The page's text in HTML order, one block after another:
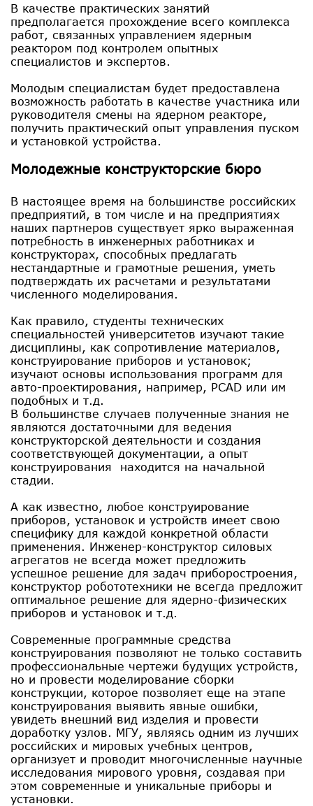
В качестве практических занятий
предполагается прохождение всего комплекса
работ, связанных управлением ядерным
реактором под контролем опытных
специалистов и экспертов.
Молодым специалистам будет предоставлена
возможность работать в качестве участника или
руководителя смены на ядерном реакторе,
получить практический опыт управления пуском
и установкой устройства.
Молодежные конструкторские бюро
В настоящее время на большинстве российских
предприятий, в том числе и на предприятиях
наших партнеров существует ярко выраженная
потребность в инженерных работниках и
конструкторах, способных предлагать
нестандартные и грамотные решения, уметь
подтверждать их расчетами и результатами
численного моделирования.
Как правило, студенты технических
специальностей университетов изучают такие
дисциплины, как сопротивление материалов,
конструирование приборов и установок;
изучают основы использования программ для
авто-проектирования, например, PCAD или им
подобных и т.д.
В большинстве случаев полученные знания не
являются достаточными для ведения
конструкторской деятельности и создания
соответствующей документации, а опыт
конструирования находится на начальной
стадии.
А как известно, любое конструирование
приборов, установок и устройств имеет свою
специфику для каждой конкретной области
применения. Инженер-конструктор силовых
агрегатов не всегда может предложить
успешное решение для задач приборостроения,
конструктор робототехники не всегда предложит
оптимальное решение для ядерно-физических
приборов и установок и т.д.
Современные программные средства
конструирования позволяют не только составить
профессиональные чертежи будущих устройств,
но и провести моделирование сборки
конструкции, которое позволяет еще на этапе
конструирования выявить явные ошибки,
увидеть внешний вид изделия и провести
доработку узлов. МГУ, являясь одним из лучших
российских и мировых учебных центров,
организует и проводит многочисленные научные
исследования мирового уровня, создавая при
этом современные и уникальные приборы и
установки.